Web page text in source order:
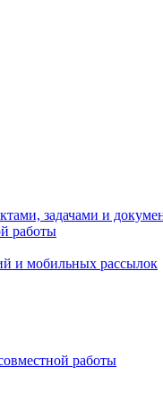
задачами и
работы
и мобильных рассылок
работы